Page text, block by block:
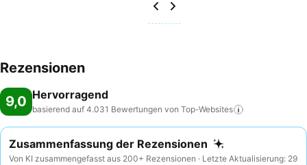
Rezensionen
9,0 Hervorragend
basierend auf 4.031 Bewertungen von Top-Websites
Zusammenfassung der Rezensionen
Von KI zusammengefasst aus 200+ Rezensionen · Letzte Aktualisierung: 29